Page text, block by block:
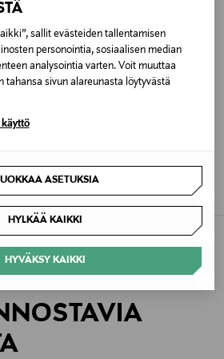
sallit evästeiden tallentamisen
personointia, sosiaalisen median
analysointia varten. Voit muuttaa
tahansa sivun alareunasta löytyvästä
käyttö
ASETUKSIA
HYLKÄÄ KAIKKI
HYVÄKSY KAIKKI
mukaan
FRAAS
Huivi